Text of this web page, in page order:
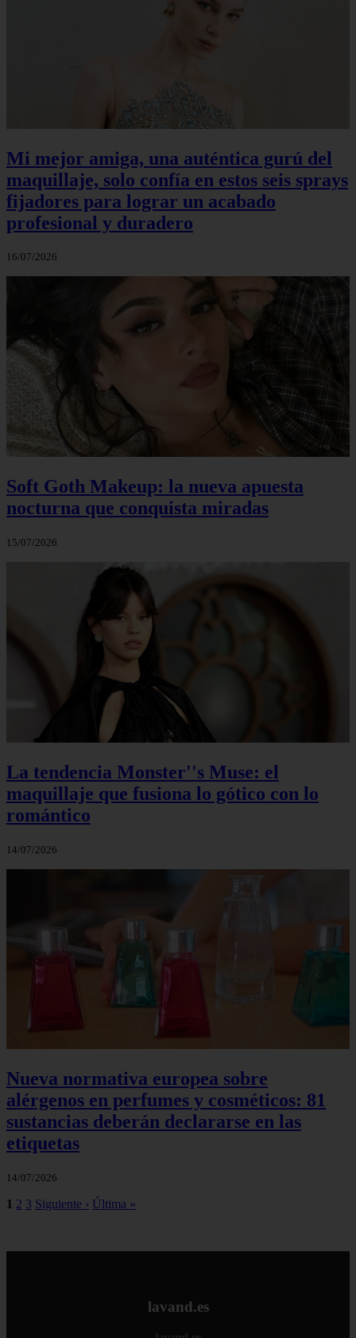
Mi mejor amiga, una auténtica gurú del
maquillaje, solo confía en estos seis sprays
fijadores para lograr un acabado
profesional y duradero
16/07/2026
Soft Goth Makeup: la nueva apuesta
nocturna que conquista miradas
15/07/2026
La tendencia Monster''s Muse: el
maquillaje que fusiona lo gótico con lo
romántico
14/07/2026
Nueva normativa europea sobre
alérgenos en perfumes y cosméticos: 81
sustancias deberán declararse en las
etiquetas
14/07/2026
1 2 3 Siguiente › Última »
lavand.es